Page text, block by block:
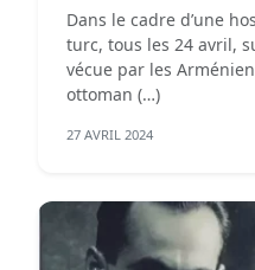
Dans le cadre d’une
turc, tous les 24 avril,
vécue par les
ottoman (…)
27 AVRIL 2024